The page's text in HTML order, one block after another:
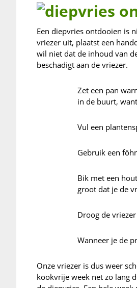
Een diepvries ontdooien is
vriezer uit, plaatst een
wil niet dat de inhoud van
beschadigt aan de vriezer.
Zet een pan
in de buurt,
Vul een
Gebruik een
Bik met een
groot dat je de
Droog de
Wanneer je de
Onze vriezer is dus weer
kookvrije week net zo lang